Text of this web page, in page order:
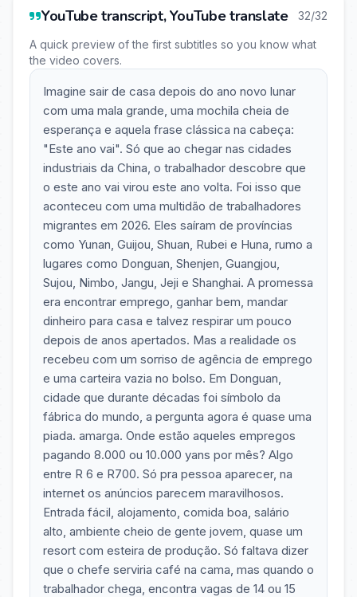
YouTube transcript, YouTube translate 32/32
A quick preview of the first subtitles so you know what
the video covers.
Imagine sair de casa depois do ano novo lunar
com uma mala grande, uma mochila cheia de
esperança e aquela frase clássica na cabeça:
"Este ano vai". Só que ao chegar nas cidades
industriais da China, o trabalhador descobre que
o este ano vai virou este ano volta. Foi isso que
aconteceu com uma multidão de trabalhadores
migrantes em 2026. Eles saíram de províncias
como Yunan, Guijou, Shuan, Rubei e Huna, rumo a
lugares como Donguan, Shenjen, Guangjou,
Sujou, Nimbo, Jangu, Jeji e Shanghai. A promessa
era encontrar emprego, ganhar bem, mandar
dinheiro para casa e talvez respirar um pouco
depois de anos apertados. Mas a realidade os
recebeu com um sorriso de agência de emprego
e uma carteira vazia no bolso. Em Donguan,
cidade que durante décadas foi símbolo da
fábrica do mundo, a pergunta agora é quase uma
piada. amarga. Onde estão aqueles empregos
pagando 8.000 ou 10.000 yans por mês? Algo
entre R 6 e R700. Só pra pessoa aparecer, na
internet os anúncios parecem maravilhosos.
Entrada fácil, alojamento, comida boa, salário
alto, ambiente cheio de gente jovem, quase um
resort com esteira de produção. Só faltava dizer
que o chefe serviria café na cama, mas quando o
trabalhador chega, encontra vagas de 14 ou 15